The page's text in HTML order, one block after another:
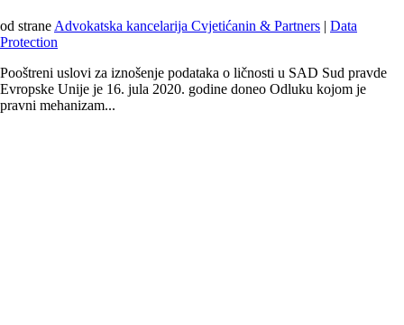
od strane Advokatska kancelarija Cvjetićanin & Partners | Data
Protection
Pooštreni uslovi za iznošenje podataka o ličnosti u SAD Sud pravde
Evropske Unije je 16. jula 2020. godine doneo Odluku kojom je
pravni mehanizam...